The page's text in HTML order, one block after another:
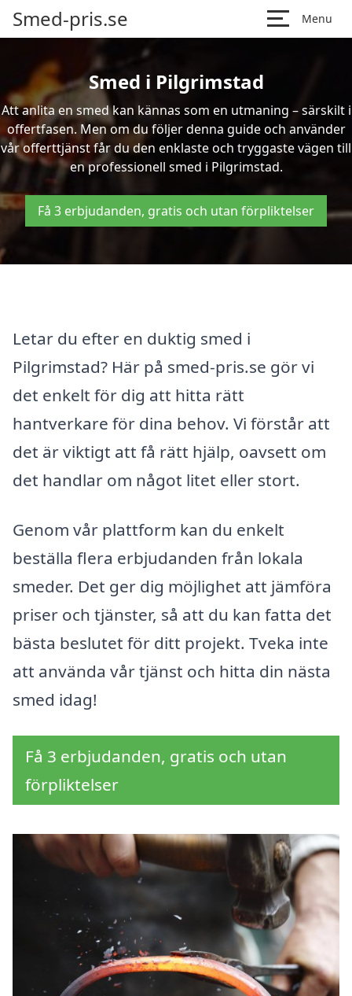
Smed-pris.se Menu
Smed i Pilgrimstad
Att anlita en smed kan kännas som en utmaning – särskilt i
offertfasen. Men om du följer denna guide och använder
vår offerttjänst får du den enklaste och tryggaste vägen till
en professionell smed i Pilgrimstad.
Få 3 erbjudanden, gratis och utan förpliktelser
Letar du efter en duktig smed i
Pilgrimstad? Här på smed-pris.se gör vi
det enkelt för dig att hitta rätt
hantverkare för dina behov. Vi förstår att
det är viktigt att få rätt hjälp, oavsett om
det handlar om något litet eller stort.
Genom vår plattform kan du enkelt
beställa flera erbjudanden från lokala
smeder. Det ger dig möjlighet att jämföra
priser och tjänster, så att du kan fatta det
bästa beslutet för ditt projekt. Tveka inte
att använda vår tjänst och hitta din nästa
smed idag!
Få 3 erbjudanden, gratis och utan
förpliktelser